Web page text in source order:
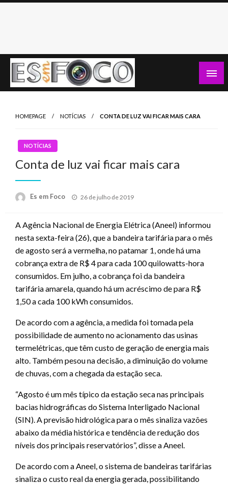
Skip
HOMEPAGE NOTÍCIAS CONTA DE LUZ VAI FICAR MAIS CARA
NOTÍCIAS
Conta de luz vai ficar mais cara
Es em Foco
Posted
26 de julho de 2019
A Agência Nacional de Energia Elétrica (Aneel) informou
nesta sexta-feira (26), que a bandeira tarifária para o mês
de agosto será a vermelha, no patamar 1, onde há uma
cobrança extra de R$ 4 para cada 100 quilowatts-hora
consumidos. Em julho, a cobrança foi da bandeira
tarifária amarela, quando há um acréscimo de para R$
1,50 a cada 100 kWh consumidos.
De acordo com a agência, a medida foi tomada pela
possibilidade de aumento no acionamento das usinas
termelétricas, que têm custo de geração de energia mais
alto. Também pesou na decisão, a diminuição do volume
de chuvas, com a chegada da estação seca.
“Agosto é um mês típico da estação seca nas principais
bacias hidrográficas do Sistema Interligado Nacional
(SIN). A previsão hidrológica para o mês sinaliza vazões
abaixo da média histórica e tendência de redução dos
níveis dos principais reservatórios”, disse a Aneel.
De acordo com a Aneel, o sistema de bandeiras tarifárias
sinaliza o custo real da energia gerada, possibilitando